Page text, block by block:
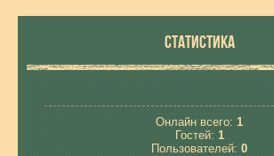
СТАТИСТИКА
Онлайн всего: 1
Гостей: 1
Пользователей: 0